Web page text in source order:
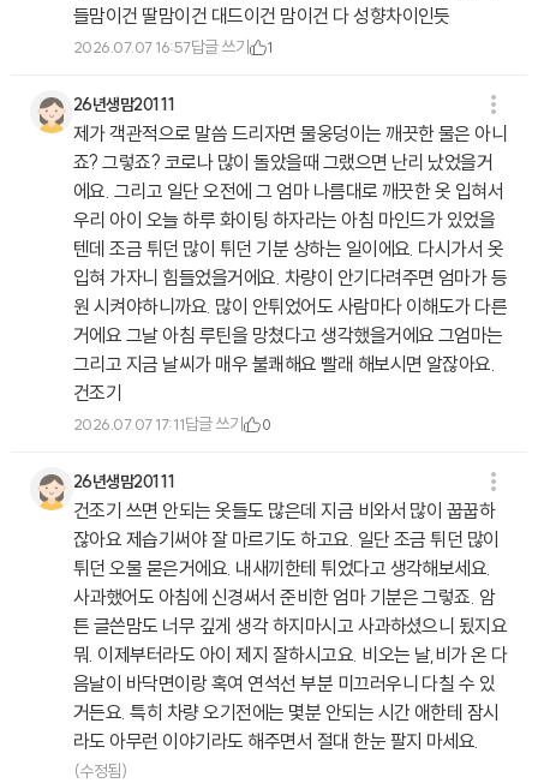
들맘이건 딸맘이건 대드이건 맘이건 다 성향차이인듯
2026.07.07 16:57답글 쓰기 1
26년생맘20111
제가 객관적으로 말씀 드리자면 물웅덩이는 깨끗한 물은 아니
죠? 그렇죠? 코로나 많이 돌았을때 그랬으면 난리 났었을거
에요. 그리고 일단 오전에 그 엄마 나름대로 깨끗한 옷 입혀서
우리 아이 오늘 하루 화이팅 하자라는 아침 마인드가 있었을
텐데 조금 튀던 많이 튀던 기분 상하는 일이에요. 다시가서 옷
입혀 가자니 힘들었을거에요. 차량이 안기다려주면 엄마가 등
원 시켜야하니까요. 많이 안튀었어도 사람마다 이해도가 다른
거에요 그날 아침 루틴을 망쳤다고 생각했을거에요 그엄마는
그리고 지금 날씨가 매우 불쾌해요 빨래 해보시면 알잖아요.
건조기
2026.07.07 17:11답글 쓰기 0
26년생맘20111
건조기 쓰면 안되는 옷들도 많은데 지금 비와서 많이 꿉꿉하
잖아요 제습기써야 잘 마르기도 하고요. 일단 조금 튀던 많이
튀던 오물 묻은거에요. 내새끼한테 튀었다고 생각해보세요.
사과했어도 아침에 신경써서 준비한 엄마 기분은 그렇죠. 암
튼 글쓴맘도 너무 깊게 생각 하지마시고 사과하셨으니 됬지요
뭐. 이제부터라도 아이 제지 잘하시고요. 비오는 날,비가 온 다
음날이 바닥면이랑 혹여 연석선 부분 미끄러우니 다칠 수 있
거든요. 특히 차량 오기전에는 몇분 안되는 시간 애한테 잠시
라도 아무런 이야기라도 해주면서 절대 한눈 팔지 마세요.
(수정됨)